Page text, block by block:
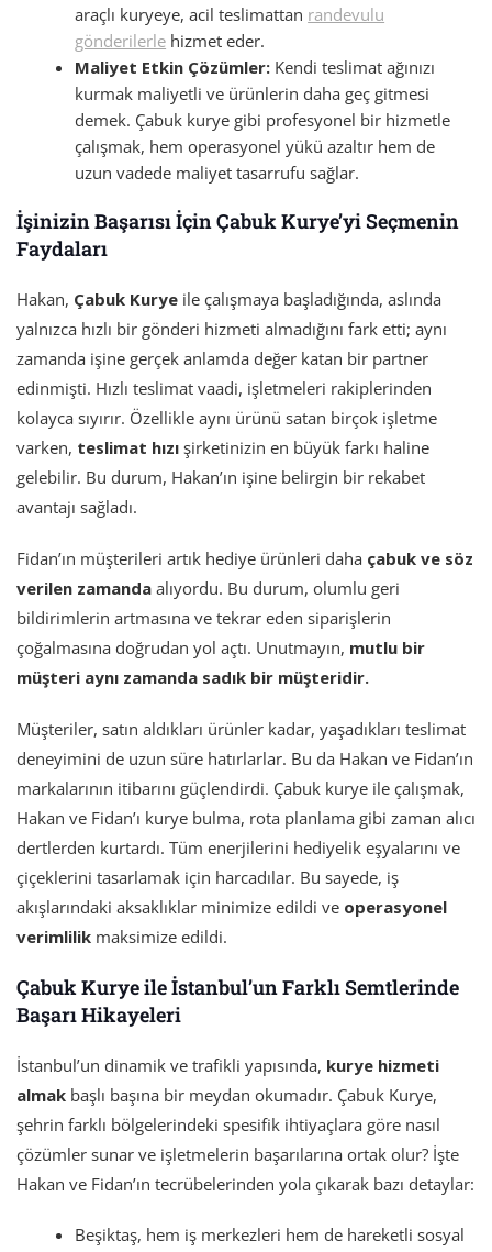
araçlı kuryeye, acil teslimattan randevulu
gönderilerle hizmet eder.
Maliyet Etkin Çözümler: Kendi teslimat ağınızı
kurmak maliyetli ve ürünlerin daha geç gitmesi
demek. Çabuk kurye gibi profesyonel bir hizmetle
çalışmak, hem operasyonel yükü azaltır hem de
uzun vadede maliyet tasarrufu sağlar.
İşinizin Başarısı İçin Çabuk Kurye’yi Seçmenin
Faydaları
Hakan, Çabuk Kurye ile çalışmaya başladığında, aslında
yalnızca hızlı bir gönderi hizmeti almadığını fark etti; aynı
zamanda işine gerçek anlamda değer katan bir partner
edinmişti. Hızlı teslimat vaadi, işletmeleri rakiplerinden
kolayca sıyırır. Özellikle aynı ürünü satan birçok işletme
varken, teslimat hızı şirketinizin en büyük farkı haline
gelebilir. Bu durum, Hakan’ın işine belirgin bir rekabet
avantajı sağladı.
Fidan’ın müşterileri artık hediye ürünleri daha çabuk ve söz
verilen zamanda alıyordu. Bu durum, olumlu geri
bildirimlerin artmasına ve tekrar eden siparişlerin
çoğalmasına doğrudan yol açtı. Unutmayın, mutlu bir
müşteri aynı zamanda sadık bir müşteridir.
Müşteriler, satın aldıkları ürünler kadar, yaşadıkları teslimat
deneyimini de uzun süre hatırlarlar. Bu da Hakan ve Fidan’ın
markalarının itibarını güçlendirdi. Çabuk kurye ile çalışmak,
Hakan ve Fidan’ı kurye bulma, rota planlama gibi zaman alıcı
dertlerden kurtardı. Tüm enerjilerini hediyelik eşyalarını ve
çiçeklerini tasarlamak için harcadılar. Bu sayede, iş
akışlarındaki aksaklıklar minimize edildi ve operasyonel
verimlilik maksimize edildi.
Çabuk Kurye ile İstanbul’un Farklı Semtlerinde
Başarı Hikayeleri
İstanbul’un dinamik ve trafikli yapısında, kurye hizmeti
almak başlı başına bir meydan okumadır. Çabuk Kurye,
şehrin farklı bölgelerindeki spesifik ihtiyaçlara göre nasıl
çözümler sunar ve işletmelerin başarılarına ortak olur? İşte
Hakan ve Fidan’ın tecrübelerinden yola çıkarak bazı detaylar:
Beşiktaş, hem iş merkezleri hem de hareketli sosyal